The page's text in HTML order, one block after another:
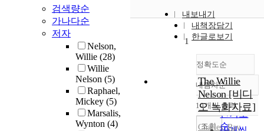
검색량순
가나다순
저자
Nelson,
Willie (28)
Willie
Nelson (5)
Raphael,
Mickey (5)
Marsalis,
Wynton (4)
내보내기
내책장담기
한글로보기
정확도순
정확도
순
인기도
순
내림차순
내림차순
10개씩 출력
조회
1
The Willie
Nelson [비디
오 녹화자료]
Charles, Ray